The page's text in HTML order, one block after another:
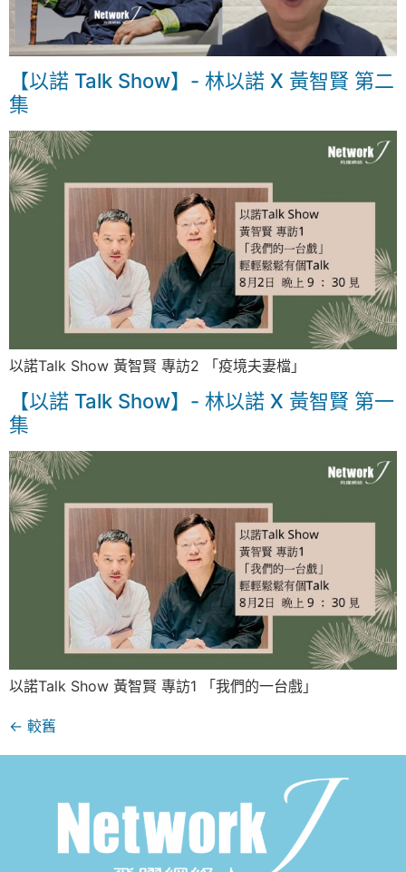
【以諾 Talk Show】- 林以諾 X 黃智賢 第二
集
以諾Talk Show 黃智賢 專訪2 「疫境夫妻檔」
【以諾 Talk Show】- 林以諾 X 黃智賢 第一
集
以諾Talk Show 黃智賢 專訪1 「我們的一台戲」
← 較舊